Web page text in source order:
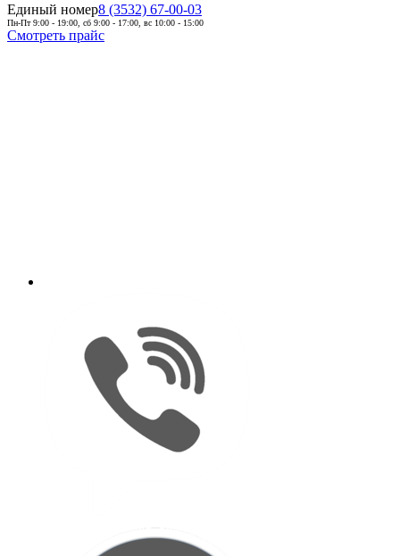
Единый номер8 (3532) 67-00-03
Пн-Пт 9:00 - 19:00, сб 9:00 - 17:00, вс 10:00 - 15:00
Смотреть прайс